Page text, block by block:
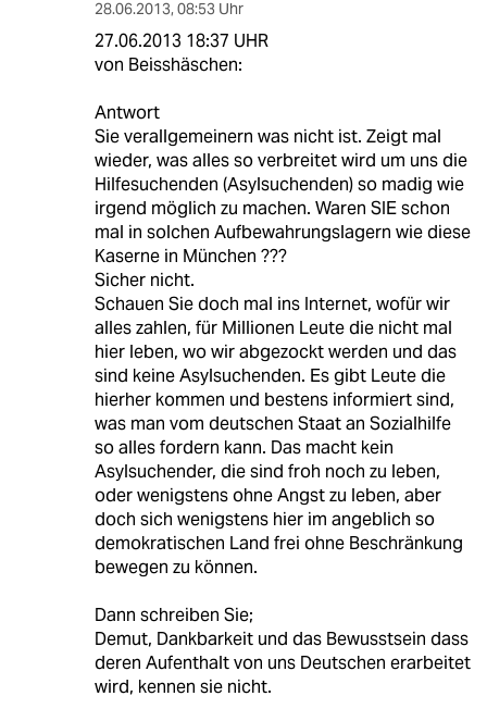
28.06.2013, 08:53 Uhr
27.06.2013 18:37 UHR
von Beisshäschen:
Antwort
Sie verallgemeinern was nicht ist. Zeigt mal
wieder, was alles so verbreitet wird um uns die
Hilfesuchenden (Asylsuchenden) so madig wie
irgend möglich zu machen. Waren SIE schon
mal in solchen Aufbewahrungslagern wie diese
Kaserne in München ???
Sicher nicht.
Schauen Sie doch mal ins Internet, wofür wir
alles zahlen, für Millionen Leute die nicht mal
hier leben, wo wir abgezockt werden und das
sind keine Asylsuchenden. Es gibt Leute die
hierher kommen und bestens informiert sind,
was man vom deutschen Staat an Sozialhilfe
so alles fordern kann. Das macht kein
Asylsuchender, die sind froh noch zu leben,
oder wenigstens ohne Angst zu leben, aber
doch sich wenigstens hier im angeblich so
demokratischen Land frei ohne Beschränkung
bewegen zu können.
Dann schreiben Sie;
Demut, Dankbarkeit und das Bewusstsein dass
deren Aufenthalt von uns Deutschen erarbeitet
wird, kennen sie nicht.